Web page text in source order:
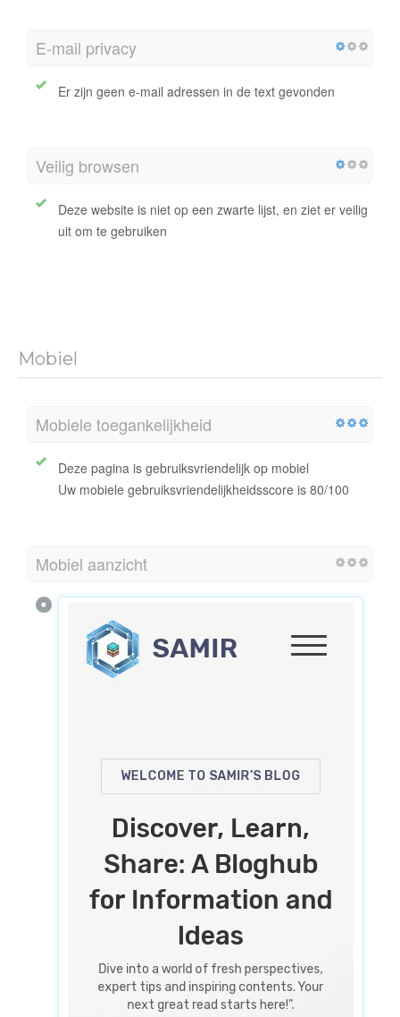
E-mail privacy
Er zijn geen e-mail adressen in de text gevonden
Veilig browsen
Deze website is niet op een zwarte lijst, en ziet er veilig
uit om te gebruiken
Mobiel
Mobiele toegankelijkheid
Deze pagina is gebruiksvriendelijk op mobiel
Uw mobiele gebruiksvriendelijkheidsscore is 80/100
Mobiel aanzicht